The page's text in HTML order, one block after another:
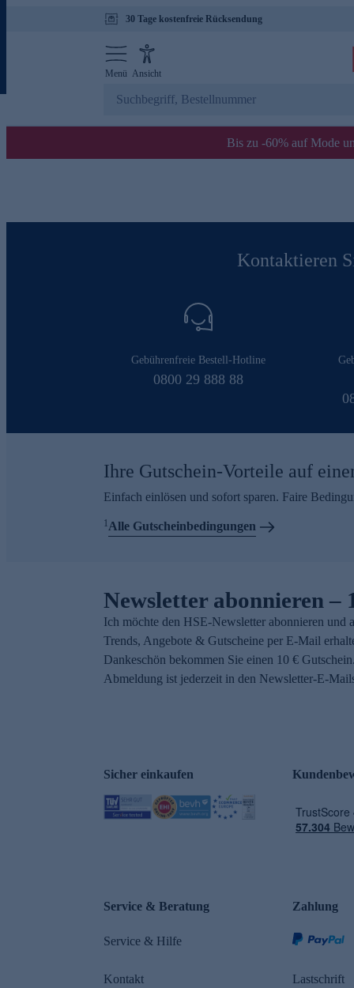
30 Tage kostenfreie Rücksendung
Menü Ansicht
Bis zu -60% auf Mode
Kontaktieren
Gebührenfreie Bestell-Hotline
0800 29 888 88
Ihre Gutschein-Vorteile auf
Einfach einlösen und sofort sparen. Faire
1Alle Gutscheinbedingungen
Newsletter abonnieren –
Ich möchte den HSE-Newsletter abonnieren und
Trends, Angebote & Gutscheine per E-Mail
Dankeschön bekommen Sie einen 10 €
Abmeldung ist jederzeit in den Newsletter-E-
Sicher einkaufen
Service & Beratung
Service & Hilfe
Kontakt
Zahlung
Lastschrift